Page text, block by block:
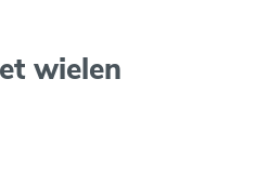
wielen